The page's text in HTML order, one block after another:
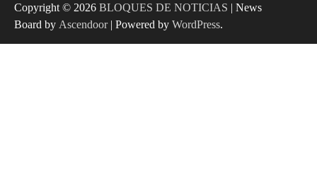
Copyright © 2026 BLOQUES DE NOTICIAS | News
Board by Ascendoor| Powered by WordPress.